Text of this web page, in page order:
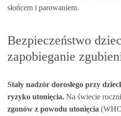
słońcem i parowaniem.
Bezpieczeństwo
zapobieganie
Stały nadzór dorosłego przy
ryzyko utonięcia. Na świecie
zgonów z powodu utonięcia